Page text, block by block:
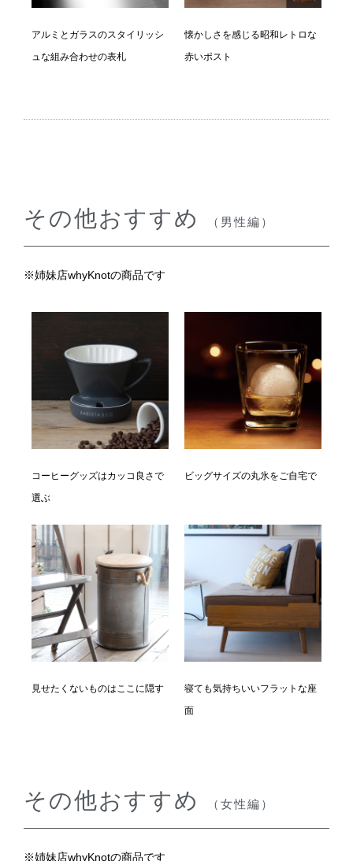
アルミとガラスのスタイリッシ
ュな組み合わせの表札
懐かしさを感じる昭和レトロな
赤いポスト
その他おすすめ （男性編）
※姉妹店whyKnotの商品です
コーヒーグッズはカッコ良さで
選ぶ
ビッグサイズの丸氷をご自宅で
見せたくないものはここに隠す
寝ても気持ちいいフラットな座
面
その他おすすめ （女性編）
※姉妹店whyKnotの商品です